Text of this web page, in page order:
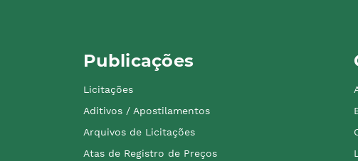
Publicações
Licitações
Aditivos / Apostilamentos
Arquivos de Licitações
Atas de Registro de Preços